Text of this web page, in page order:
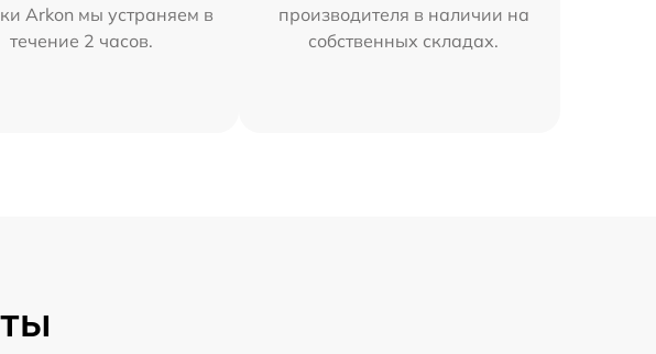
Arkon мы устраняем в
течение 2 часов.
производителя в наличии на
собственных складах.